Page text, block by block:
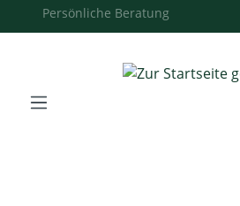
Zum Hauptinhalt springen
Zur Hauptnavigation springen